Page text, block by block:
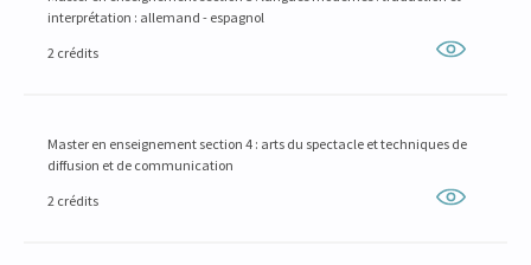
interprétation : allemand - espagnol
2 crédits
Master en enseignement section 4 : arts du spectacle et techniques de
diffusion et de communication
2 crédits